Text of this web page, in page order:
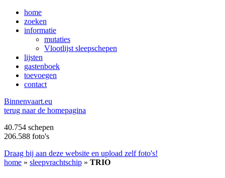
home
zoeken
informatie
mutaties
Vlootlijst sleepschepen
lijsten
gastenboek
toevoegen
contact
Binnenvaart.eu
terug naar de homepagina
40.754 schepen
206.588 foto's
Draag bij aan deze website en upload zelf foto's!
home » sleepvrachtschip » TRIO